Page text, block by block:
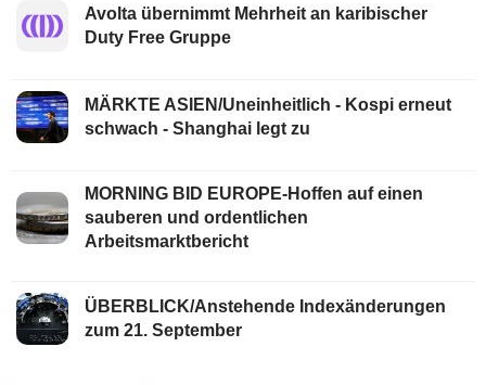
Avolta übernimmt Mehrheit an karibischer
Duty Free Gruppe
MÄRKTE ASIEN/Uneinheitlich - Kospi erneut
schwach - Shanghai legt zu
MORNING BID EUROPE-Hoffen auf einen
sauberen und ordentlichen
Arbeitsmarktbericht
ÜBERBLICK/Anstehende Indexänderungen
zum 21. September